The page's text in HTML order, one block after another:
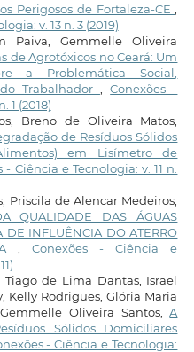
Perigosos de Fortaleza-CE
v. 13 n. 3 (2019)
Paiva, Gemmelle Oliveira
de Agrotóxicos no Ceará: Um
a Problemática Social,
Trabalhador
,Conexões -
1 (2018)
Breno de Oliveira Matos,
de Resíduos Sólidos
em Lisímetro de
- Ciência e Tecnologia: v. 11 n.
Priscila de Alencar Medeiros,
QUALIDADE DAS ÁGUAS
DE INFLUÊNCIA DO ATERRO
,Conexões - Ciência e
de Lima Dantas, Israel
Kelly Rodrigues, Glória Maria
Oliveira Santos,A
Sólidos Domiciliares
- Ciência e Tecnologia: